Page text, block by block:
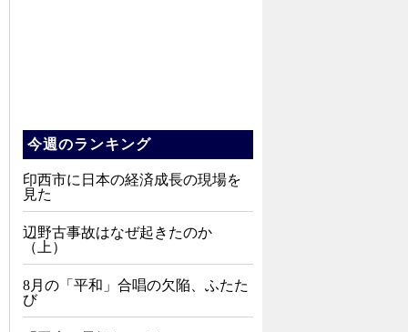
今週のランキング
印西市に日本の経済成長の現場を
見た
辺野古事故はなぜ起きたのか
（上）
8月の「平和」合唱の欠陥、ふたた
び